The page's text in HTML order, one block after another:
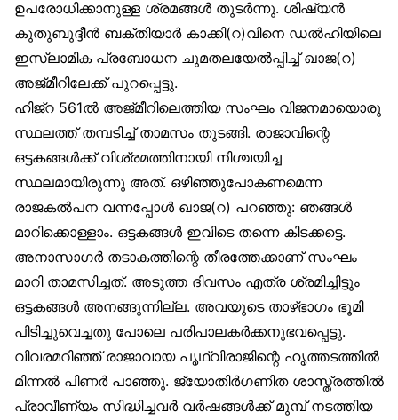
ഉപരോധിക്കാനുള്ള ശ്രമങ്ങൾ തുടർന്നു. ശിഷ്യൻ
കുതുബുദ്ദീൻ ബക്തിയാർ കാക്കി(റ)വിനെ ഡൽഹിയിലെ
ഇസ്‌ലാമിക പ്രബോധന ചുമതലയേൽപ്പിച്ച് ഖാജ(റ)
അജ്മീറിലേക്ക് പുറപ്പെട്ടു.
ഹിജ്‌റ 561ൽ അജ്മീറിലെത്തിയ സംഘം വിജനമായൊരു
സ്ഥലത്ത് തമ്പടിച്ച് താമസം തുടങ്ങി. രാജാവിന്റെ
ഒട്ടകങ്ങൾക്ക് വിശ്രമത്തിനായി നിശ്ചയിച്ച
സ്ഥലമായിരുന്നു അത്. ഒഴിഞ്ഞുപോകണമെന്ന
രാജകൽപന വന്നപ്പോൾ ഖാജ(റ) പറഞ്ഞു: ഞങ്ങൾ
മാറിക്കൊള്ളാം. ഒട്ടകങ്ങൾ ഇവിടെ തന്നെ കിടക്കട്ടെ.
അനാസാഗർ തടാകത്തിന്റെ തീരത്തേക്കാണ് സംഘം
മാറി താമസിച്ചത്. അടുത്ത ദിവസം എത്ര ശ്രമിച്ചിട്ടും
ഒട്ടകങ്ങൾ അനങ്ങുന്നില്ല. അവയുടെ താഴ്ഭാഗം ഭൂമി
പിടിച്ചുവെച്ചതു പോലെ പരിപാലകർക്കനുഭവപ്പെട്ടു.
വിവരമറിഞ്ഞ് രാജാവായ പൃഥ്വിരാജിന്റെ ഹൃത്തടത്തിൽ
മിന്നൽ പിണർ പാഞ്ഞു. ജ്യോതിർഗണിത ശാസ്ത്രത്തിൽ
പ്രാവീണ്യം സിദ്ധിച്ചവർ വർഷങ്ങൾക്ക് മുമ്പ് നടത്തിയ